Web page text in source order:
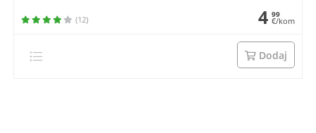
(12) 4 99
€/kom
Dodaj